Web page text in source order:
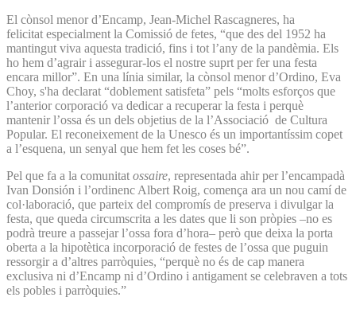
El cònsol menor d’Encamp, Jean-Michel Rascagneres, ha
felicitat especialment la Comissió de fetes, “que des del 1952 ha
mantingut viva aquesta tradició, fins i tot l’any de la pandèmia. Els
ho hem d’agrair i assegurar-los el nostre suprt per fer una festa
encara millor”. En una línia similar, la cònsol menor d’Ordino, Eva
Choy, s'ha declarat “doblement satisfeta” pels “molts esforços que
l’anterior corporació va dedicar a recuperar la festa i perquè
mantenir l’ossa és un dels objetius de la l’Associació de Cultura
Popular. El reconeixement de la Unesco és un importantíssim copet
a l’esquena, un senyal que hem fet les coses bé”.
Pel que fa a la comunitat ossaire, representada ahir per l’encampadà
Ivan Donsión i l’ordinenc Albert Roig, comença ara un nou camí de
col·laboració, que parteix del compromís de preserva i divulgar la
festa, que queda circumscrita a les dates que li son pròpies –no es
podrà treure a passejar l’ossa fora d’hora– però que deixa la porta
oberta a la hipotètica incorporació de festes de l’ossa que puguin
ressorgir a d’altres parròquies, “perquè no és de cap manera
exclusiva ni d’Encamp ni d’Ordino i antigament se celebraven a tots
els pobles i parròquies.”